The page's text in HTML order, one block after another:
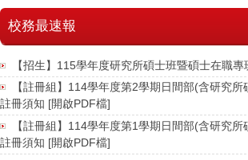
校務最速報
【招生】115學年度研究所碩士班暨碩士在職
【註冊組】114學年度第2學期日間部(含研究
註冊須知 [開啟PDF檔]
【註冊組】114學年度第1學期日間部(含研究
註冊須知 [開啟PDF檔]